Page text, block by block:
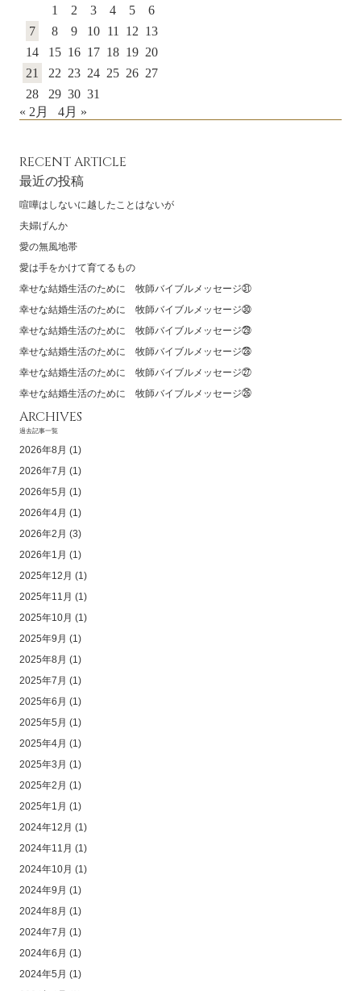
1
2 3 4 5
6
7
8 9 10 11 12 13
14
15 16 17 18 19 20
21
22 23 24 25 26 27
28
29 30 31
« 2月
4月 »
RECENT ARTICLE
最近の投稿
喧嘩はしないに越したことはないが
夫婦げんか
愛の無風地帯
愛は手をかけて育てるもの
幸せな結婚生活のために 牧師バイブルメッセージ㉛
幸せな結婚生活のために 牧師バイブルメッセージ㉚
幸せな結婚生活のために 牧師バイブルメッセージ㉙
幸せな結婚生活のために 牧師バイブルメッセージ㉘
幸せな結婚生活のために 牧師バイブルメッセージ㉗
幸せな結婚生活のために 牧師バイブルメッセージ㉖
ARCHIVES
過去記事一覧
2026年8月 (1)
2026年7月 (1)
2026年5月 (1)
2026年4月 (1)
2026年2月 (3)
2026年1月 (1)
2025年12月 (1)
2025年11月 (1)
2025年10月 (1)
2025年9月 (1)
2025年8月 (1)
2025年7月 (1)
2025年6月 (1)
2025年5月 (1)
2025年4月 (1)
2025年3月 (1)
2025年2月 (1)
2025年1月 (1)
2024年12月 (1)
2024年11月 (1)
2024年10月 (1)
2024年9月 (1)
2024年8月 (1)
2024年7月 (1)
2024年6月 (1)
2024年5月 (1)